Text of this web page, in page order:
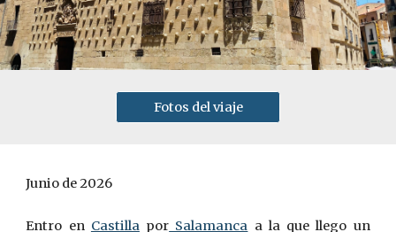
Fotos del viaje
Junio de 2026
Entro en Castillapor Salamanca a la que llego un